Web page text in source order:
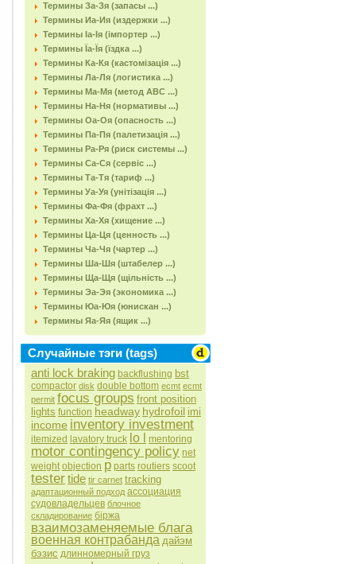
Термины За-Зя (запасы ...)
Термины Иа-Ия (издержки ...)
Термины Іа-Ія (імпортер ...)
Термины Їа-Їя (їздка ...)
Термины Ка-Кя (кастомізація ...)
Термины Ла-Ля (логистика ...)
Термины Ма-Мя (метод АВС ...)
Термины На-Ня (нормативы ...)
Термины Оа-Оя (опасность ...)
Термины Па-Пя (палетизація ...)
Термины Ра-Ря (риск системы ...)
Термины Са-Ся (сервіс ...)
Термины Та-Тя (тариф ...)
Термины Уа-Уя (унітізація ...)
Термины Фа-Фя (фрахт ...)
Термины Ха-Хя (хищение ...)
Термины Ца-Ця (ценность ...)
Термины Ча-Чя (чартер ...)
Термины Ша-Шя (штабелер ...)
Термины Ща-Щя (щільність ...)
Термины Эа-Эя (экономика ...)
Термины Юа-Юя (юнискан ...)
Термины Яа-Яя (ящик ...)
Случайные тэги (tags)
anti lock braking backflushing bst
compactor disk double bottom ecmt ecmt
permit focus groups front position
lights function headway hydrofoil imi
income inventory investment
itemized lavatory truck lo l mentoring
motor contingency policy net
weight objection p parts routiers scoot
testertide tir carnet tracking
адаптационный подход ассоциация
судовладельцев блочное
складирование біржа
взаимозаменяемые блага
военная контрабанда дайэм
бэзис длинномерный груз